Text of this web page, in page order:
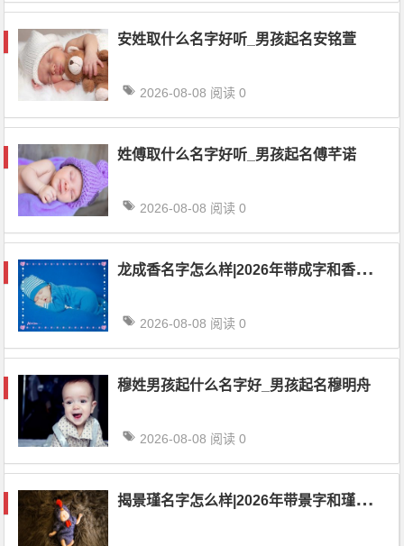
安姓取什么名字好听_男孩起名安铭萱
2026-08-08 阅读 0
姓傅取什么名字好听_男孩起名傅芊诺
2026-08-08 阅读 0
龙
成香名字怎么样|2026年带成字和香字名字精选1031个
2026-08-08 阅读 0
穆姓男孩起什么名字好_男孩起名穆明舟
2026-08-08 阅读 0
揭
景瑾名字怎么样|2026年带景字和瑾字名字精选1066个